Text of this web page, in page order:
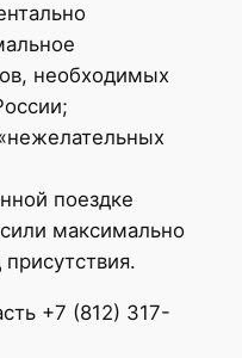
необходимых
поездке
максимально
+7 (812) 317-